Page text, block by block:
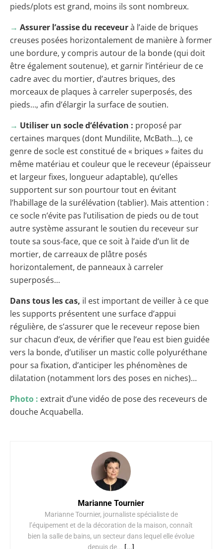
pieds/plots est grand, moins ils sont nombreux.
→ Assurer l’assise du receveurà l’aide de briques
creuses posées horizontalement de manière à former
une bordure, y compris autour de la bonde (qui doit
être également soutenue), et garnir l’intérieur de ce
cadre avec du mortier, d’autres briques, des
morceaux de plaques à carreler superposés, des
pieds…, afin d’élargir la surface de soutien.
→ Utiliser un socle d’élévation : proposé par
certaines marques (dont Mundilite, McBath…), ce
genre de socle est constitué de « briques » faites du
même matériau et couleur que le receveur (épaisseur
et largeur fixes, longueur adaptable), qu’elles
supportent sur son pourtour tout en évitant
l’habillage de la surélévation (tablier). Mais attention :
ce socle n’évite pas l’utilisation de pieds ou de tout
autre système assurant le soutien du receveur sur
toute sa sous-face, que ce soit à l’aide d’un lit de
mortier, de carreaux de plâtre posés
horizontalement, de panneaux à carreler
superposés…
Dans tous les cas, il est important de veiller à ce que
les supports présentent une surface d’appui
régulière, de s’assurer que le receveur repose bien
sur chacun d’eux, de vérifier que l’eau est bien guidée
vers la bonde, d’utiliser un mastic colle polyuréthane
pour sa fixation, d’anticiper les phénomènes de
dilatation (notamment lors des poses en niches)…
Photo : extrait d’une vidéo de pose des receveurs de
douche Acquabella.
Marianne Tournier
Marianne Tournier, journaliste spécialiste de
l’équipement et de la décoration de la maison, connaît
bien la salle de bains, un secteur dans lequel elle évolue
depuis de... [...]